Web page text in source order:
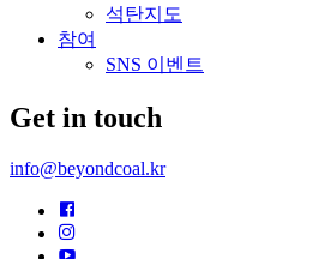
석탄지도
참여
SNS 이벤트
Get in touch
info@beyondcoal.kr